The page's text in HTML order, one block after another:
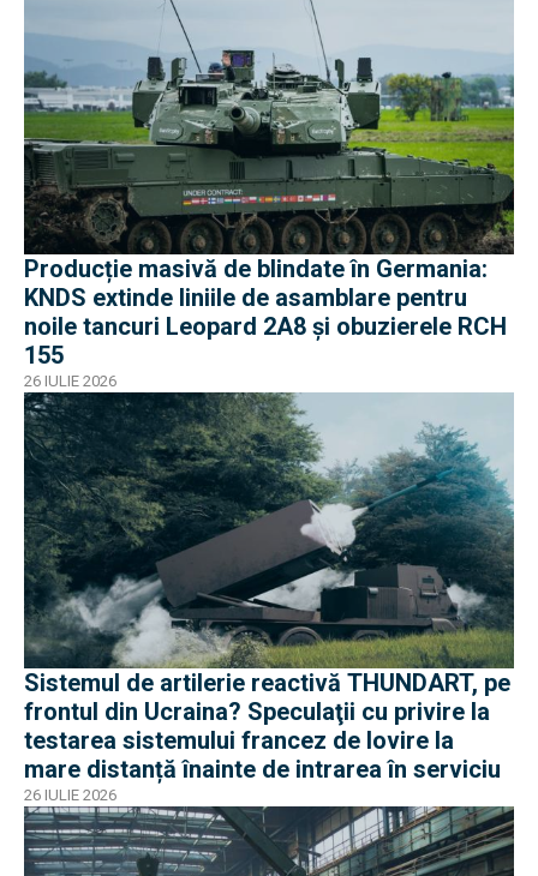
Producție masivă de blindate în Germania:
KNDS extinde liniile de asamblare pentru
noile tancuri Leopard 2A8 și obuzierele RCH
155
26 IULIE 2026
Sistemul de artilerie reactivă THUNDART, pe
frontul din Ucraina? Speculaţii cu privire la
testarea sistemului francez de lovire la
mare distanță înainte de intrarea în serviciu
26 IULIE 2026